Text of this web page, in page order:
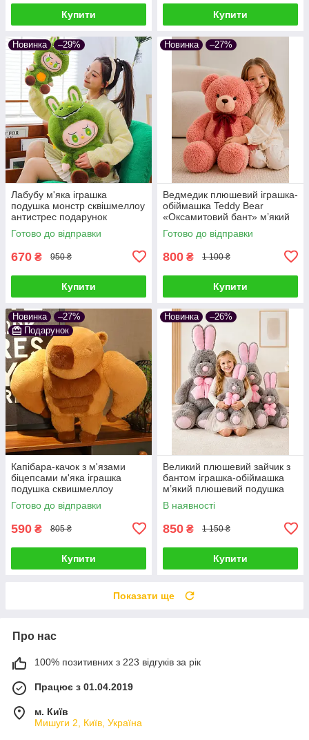
Купити Купити
Новинка –29%
Лабубу м'яка іграшка
подушка монстр сквішмеллоу
антистрес подарунок
Готово до відправки
670 ₴ 950 ₴
Купити
Новинка –27%
Ведмедик плюшевий іграшка-
обіймашка Teddy Bear
«Оксамитовий бант» м’який
подушка сквішмеллоу
антистрес подарунок дітям та
Готово до відправки
800 ₴ 1 100 ₴
Купити
Новинка
–27%
Подарунок
Капібара-качок з м'язами
біцепсами м'яка іграшка
подушка сквишмеллоу
спортсмен антистрес на
подарунок накачений
Готово до відправки
590 ₴ 805 ₴
Купити
Новинка –26%
Великий плюшевий зайчик з
бантом іграшка-обіймашка
м’який плюшевий подушка
сквішмеллоу антистрес
подарунок дітям та дорослим
В наявності
850 ₴ 1 150 ₴
Купити
Показати ще
Про нас
100% позитивних з 223 відгуків за рік
Працює з 01.04.2019
м. Київ
Мишуги 2, Київ, Україна